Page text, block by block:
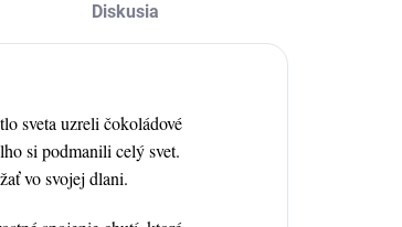
Diskusia
sveta uzreli čokoládové
si podmanili celý svet.
vo svojej dlani.